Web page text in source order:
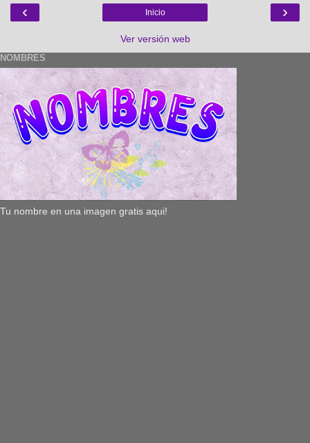
‹ ›
Inicio
Ver versión web
NOMBRES
Tu nombre en una imagen gratis aqui!